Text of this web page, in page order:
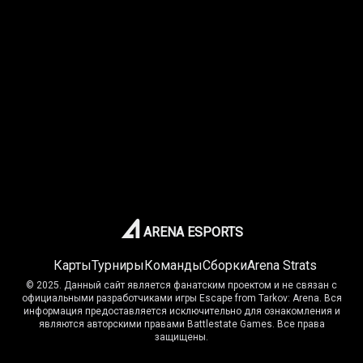
ARENA ESPORTS
КартыТурнирыКомандыСборкиArena Strats
© 2025. Данный сайт является фанатским проектом и не связан с
официальными разработчиками игры Escape from Tarkov: Arena. Вся
информация предоставляется исключительно для ознакомления и
являются авторскими правами Battlestate Games. Все права
защищены.